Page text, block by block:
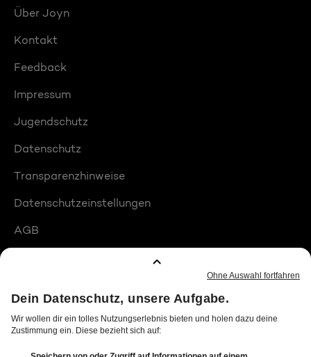
Über Joyn
Kontakt
Feedback
Impressum
Jugendschutz
Datenschutz
Transparenzhinweise
Datenschutzeinstellungen
AGB